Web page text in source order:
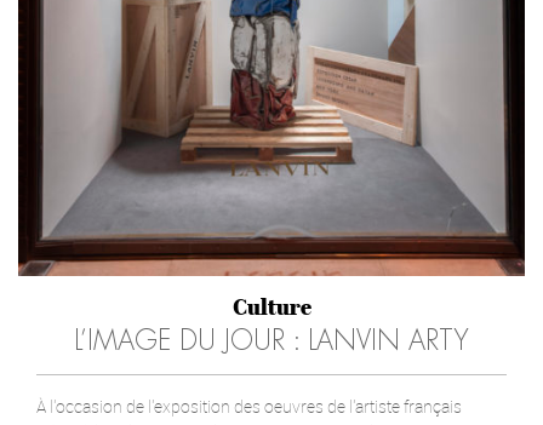
Culture
L’IMAGE DU JOUR : LANVIN ARTY
À l'occasion de l'exposition des oeuvres de l'artiste français